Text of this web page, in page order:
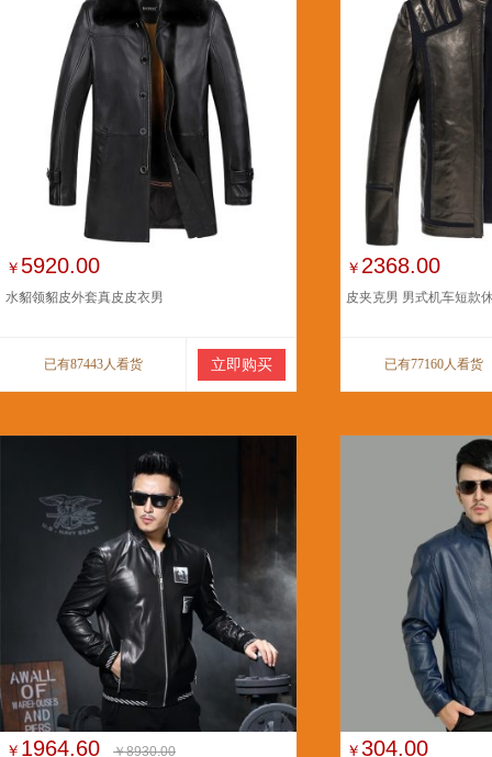
￥ 5920.00
水貂领貂皮外套真皮皮衣男
已有87443人看货 立即购买
￥ 2368.00
皮夹克男 男式机车短款
已有77160人看货
￥ 1964.60
￥8930.00
￥304.00